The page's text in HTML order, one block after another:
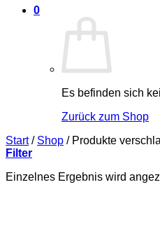
0
Es befinden sich
Zurück zum Shop
Start / Shop /Produkte
Filter
Einzelnes Ergebnis wird